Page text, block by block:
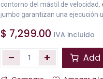
contorno del mástil de velocidad,
jumbo garantizan una ejecución
$ 7,299.00 IVA incluido
Add